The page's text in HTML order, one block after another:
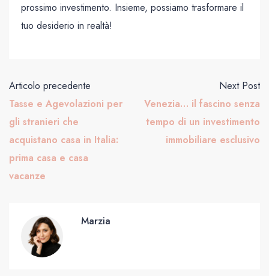
prossimo investimento. Insieme, possiamo trasformare il
tuo desiderio in realtà!
Articolo precedente
Tasse e Agevolazioni per
gli stranieri che
acquistano casa in Italia:
prima casa e casa
vacanze
Next Post
Venezia… il fascino senza
tempo di un investimento
immobiliare esclusivo
Marzia